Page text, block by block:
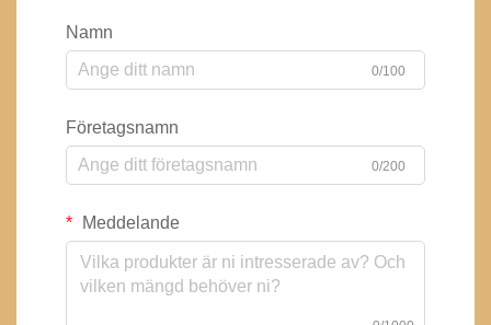
Namn
0/100
Företagsnamn
0/200
Meddelande